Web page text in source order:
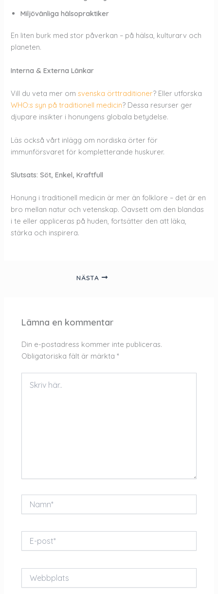
Miljövänliga hälsopraktiker
En liten burk med stor påverkan – på hälsa, kulturarv och
planeten.
Interna & Externa Länkar
Vill du veta mer omsvenska örttraditioner? Eller utforska
WHO:s syn på traditionell medicin? Dessa resurser ger
djupare insikter i honungens globala betydelse.
Läs också vårt inlägg om nordiska örter för
immunförsvaret för kompletterande huskurer.
Slutsats: Söt, Enkel, Kraftfull
Honung i traditionell medicin är mer än folklore – det är en
bro mellan natur och vetenskap. Oavsett om den blandas
i te eller appliceras på huden, fortsätter den att läka,
stärka och inspirera.
NÄSTA
Lämna en kommentar
Din e-postadress kommer inte publiceras.
Obligatoriska fält är märkta*
här..
post*
Webbplats